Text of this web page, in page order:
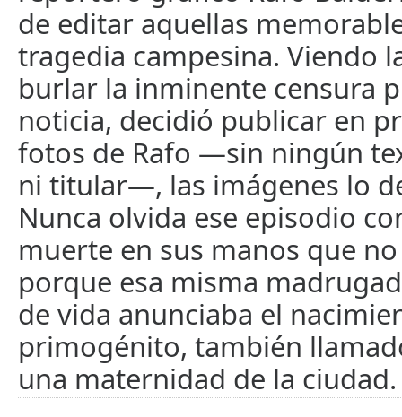
de editar aquellas
tragedia campesina. Viendo
burlar la inminente censura
noticia, decidió publicar en
fotos de Rafo —sin ningún
ni titular—, las imágenes lo
Nunca olvida ese episodio
muerte en sus manos que
porque esa misma
de vida anunciaba el
primogénito, también
una maternidad de la ciudad.